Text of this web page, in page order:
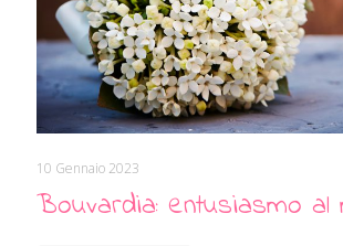
10 Gennaio 2023
Bouvardia: entusiasmo al